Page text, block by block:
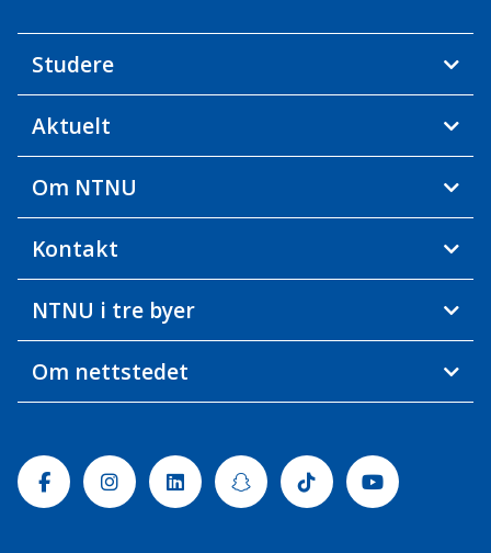
Studere
Aktuelt
Om NTNU
Kontakt
NTNU i tre byer
Om nettstedet
FacebookInstagramLinkedinSnapchatTiktok Youtube